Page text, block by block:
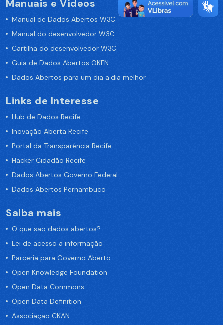
Manuais e Vídeos
Manual de Dados Abertos W3C
Manual do desenvolvedor W3C
Cartilha do desenvolvedor W3C
Guia de Dados Abertos OKFN
Dados Abertos para um dia a dia melhor
Links de Interesse
Hub de Dados Recife
Inovação Aberta Recife
Portal da Transparência Recife
Hacker Cidadão Recife
Dados Abertos Governo Federal
Dados Abertos Pernambuco
Saiba mais
O que são dados abertos?
Lei de acesso a informação
Parceria para Governo Aberto
Open Knowledge Foundation
Open Data Commons
Open Data Definition
Associação CKAN